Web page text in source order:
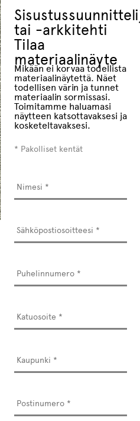
tai -arkkitehti
Tilaa
materiaalinäyte
Mikään ei korvaa todellista
materiaalinäytettä. Näet
todellisen värin ja tunnet
materiaalin sormissasi.
Toimitamme haluamasi
näytteen katsottavaksesi ja
kosketeltavaksesi.
* Pakolliset kentät